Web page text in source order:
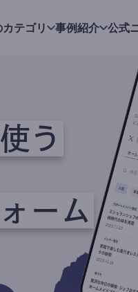
テゴリ 事例紹介 公式
う
ーム